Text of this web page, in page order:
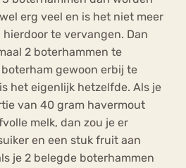
erg veel en is het niet meer
hierdoor te vervangen. Dan
2 boterhammen te
gewoon erbij te
het eigenlijk hetzelfde. Als je
van 40 gram havermout
melk, dan zou je er
en een stuk fruit aan
je 2 belegde boterhammen